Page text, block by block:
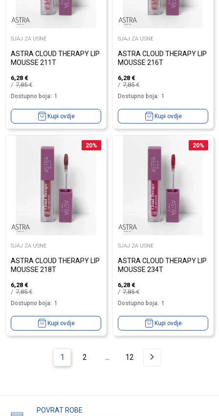
SJAJ ZA USNE
ASTRA CLOUD THERAPY LIP
MOUSSE 211T
6,28 €
7,85€
Dostupno boja: 1
Kupi ovdje
SJAJ ZA USNE
ASTRA CLOUD THERAPY LIP
MOUSSE 216T
6,28 €
7,85€
Dostupno boja: 1
Kupi ovdje
20%
SJAJ ZA USNE
ASTRA CLOUD THERAPY LIP
MOUSSE 218T
6,28 €
7,85€
Dostupno boja: 1
Kupi ovdje
20%
SJAJ ZA USNE
ASTRA CLOUD THERAPY LIP
MOUSSE 234T
6,28 €
7,85€
Dostupno boja: 1
Kupi ovdje
1 2 ... 12
POVRAT ROBE